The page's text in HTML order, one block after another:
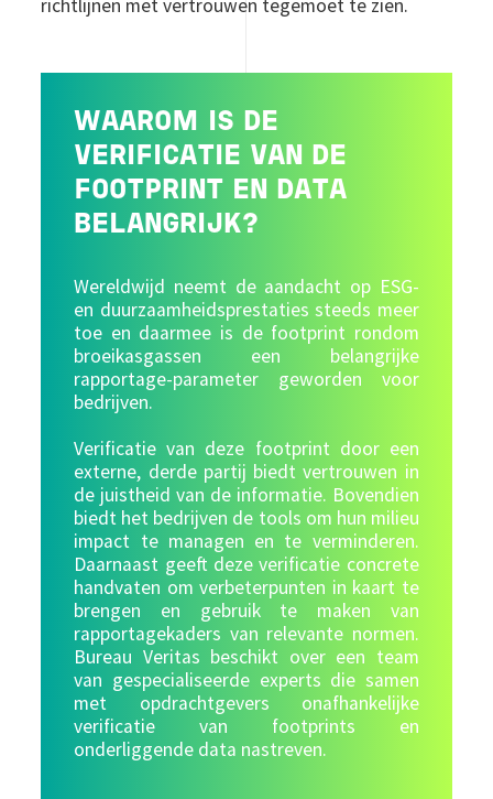
richtlijnen met vertrouwen tegemoet te zien.
WAAROM IS DE
VERIFICATIE VAN DE
FOOTPRINT EN DATA
BELANGRIJK?
Wereldwijd neemt de aandacht op ESG-
en duurzaamheidsprestaties steeds meer
toe en daarmee is de footprint rondom
broeikasgassen een belangrijke
rapportage-parameter geworden voor
bedrijven.
Verificatie van deze footprint door een
externe, derde partij biedt vertrouwen in
de juistheid van de informatie. Bovendien
biedt het bedrijven de tools om hun milieu
impact te managen en te verminderen.
Daarnaast geeft deze verificatie concrete
handvaten om verbeterpunten in kaart te
brengen en gebruik te maken van
rapportagekaders van relevante normen.
Bureau Veritas beschikt over een team
van gespecialiseerde experts die samen
met opdrachtgevers onafhankelijke
verificatie van footprints en
onderliggende data nastreven.